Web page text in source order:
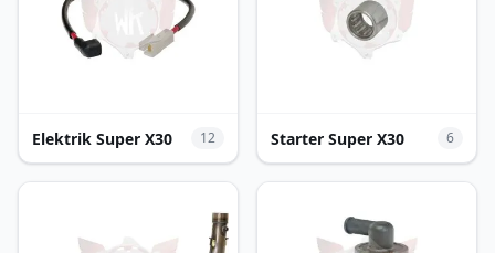
Elektrik Super X30 12 Starter Super X30 6